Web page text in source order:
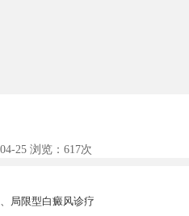
25 浏览： 617次
局限型白癜风诊疗